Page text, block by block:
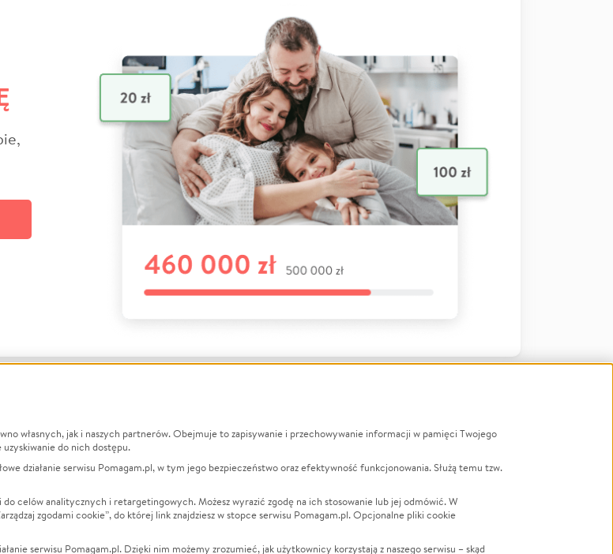
O nas
Opinie
Raporty
Za darmo
Zbieraj na
Leczenie
Zwierzęta
Pożar
LGBTQ+
Powódź
Wichura
własnych, jak i naszych partnerów. Obejmuje to zapisywanie i przechowywanie informacji w pamięci Twojego
do nich dostępu.
działanie serwisu Pomagam.pl, w tym jego bezpieczeństwo oraz efektywność funkcjonowania. Służą temu tzw.
celów analitycznych i retargetingowych. Możesz wyrazić zgodę na ich stosowanie lub jej odmówić. W
zgodami cookie”, do której link znajdziesz w stopce serwisu Pomagam.pl. Opcjonalne pliki cookie
serwisu Pomagam.pl. Dzięki nim możemy zrozumieć, jak użytkownicy korzystają z naszego serwisu – skąd